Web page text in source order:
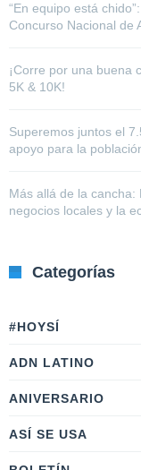
“En equipo está
Concurso Nacional de
¡Corre por una buena
5K & 10K!
Superemos juntos el
apoyo para la
Más allá de la
negocios locales y la
Categorías
#HOYSÍ
ADN LATINO
ANIVERSARIO
ASÍ SE USA